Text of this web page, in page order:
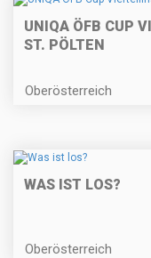
UNIQA ÖFB CUP
ST. PÖLTEN
Oberösterreich
WAS IST LOS?
Oberösterreich